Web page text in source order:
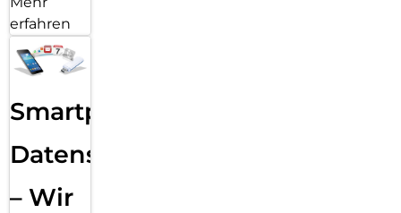
erfahren
Smartphone
Datensicherung
– Wir